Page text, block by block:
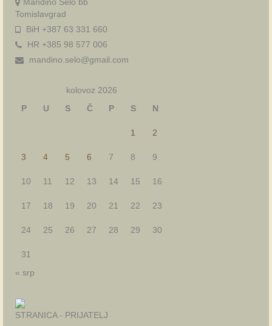
Tomislavgrad
BiH +387 63 331 660
HR +385 98 577 006
mandino.selo@gmail.com
kolovoz 2026
P
U S Č P S N
1 2
3 4 5 6 7 8 9
10 11 12 13 14 15 16
17 18 19 20 21 22 23
24 25 26 27 28 29 30
31
« srp
STRANICA - PRIJATELJ